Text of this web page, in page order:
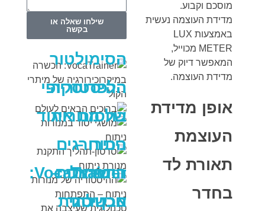
מוסכם וקבוע.
מדידת העוצמה נעשית
באמצעות LUX
METER מכוייל,
המאפשר דיוק של
מדידת העוצמה.
אופן מדידת
העוצמת
תאורת לד
בחדר
שילחו שאלה או
בקשה
VocaTrainer:
הכשרה
ההיסטוריה
של מנורות
ניתוח –
התפתחות
טכנולוגית
הסימולטור
הלפרוסקופי
בחסות איגוד
הכירורגים
הישראלי –
אבן יסוד